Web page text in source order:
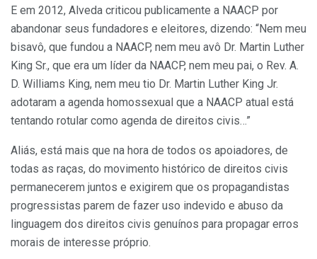
E em 2012, Alveda criticou publicamente a NAACP por
abandonar seus fundadores e eleitores, dizendo: “Nem meu
bisavô, que fundou a NAACP, nem meu avô Dr. Martin Luther
King Sr., que era um líder da NAACP, nem meu pai, o Rev. A.
D. Williams King, nem meu tio Dr. Martin Luther King Jr.
adotaram a agenda homossexual que a NAACP atual está
tentando rotular como agenda de direitos civis…”
Aliás, está mais que na hora de todos os apoiadores, de
todas as raças, do movimento histórico de direitos civis
permanecerem juntos e exigirem que os propagandistas
progressistas parem de fazer uso indevido e abuso da
linguagem dos direitos civis genuínos para propagar erros
morais de interesse próprio.